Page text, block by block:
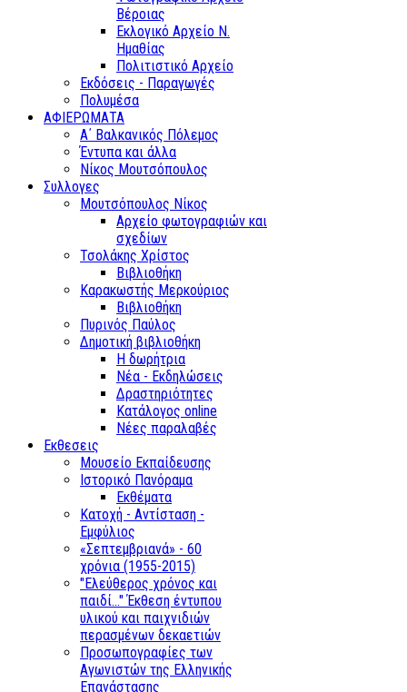
Βέροιας
Εκλογικό Αρχείο Ν.
Ημαθίας
Πολιτιστικό Αρχείο
Εκδόσεις - Παραγωγές
Πολυμέσα
ΑΦΙΕΡΩΜΑΤΑ
Α΄ Βαλκανικός Πόλεμος
Έντυπα και άλλα
Νίκος Μουτσόπουλος
Συλλογες
Μουτσόπουλος Νίκος
Αρχείο φωτογραφιών και
σχεδίων
Τσολάκης Χρίστος
Βιβλιοθήκη
Καρακωστής Μερκούριος
Βιβλιοθήκη
Πυρινός Παύλος
Δημοτική βιβλιοθήκη
Η δωρήτρια
Νέα - Εκδηλώσεις
Δραστηριότητες
Κατάλογος online
Νέες παραλαβές
Εκθεσεις
Μουσείο Εκπαίδευσης
Ιστορικό Πανόραμα
Εκθέματα
Κατοχή - Αντίσταση -
Εμφύλιος
«Σεπτεμβριανά» - 60
χρόνια (1955-2015)
"Ελεύθερος χρόνος και
παιδί..." Έκθεση έντυπου
υλικού και παιχνιδιών
περασμένων δεκαετιών
Προσωπογραφίες των
Αγωνιστών της Ελληνικής
Επανάστασης